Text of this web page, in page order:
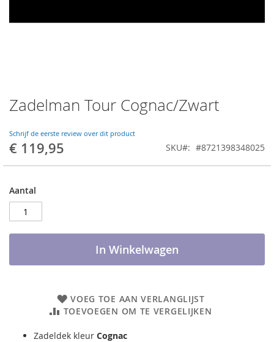
Zadelman Tour Cognac/Zwart
Schrijf de eerste review over dit product
€ 119,95 SKU #8721398348025
Aantal
In Winkelwagen
VOEG TOE AAN VERLANGLIJST
TOEVOEGEN OM TE VERGELIJKEN
Zadeldek kleur Cognac
Ga
naar
begin
van
de
gallerij